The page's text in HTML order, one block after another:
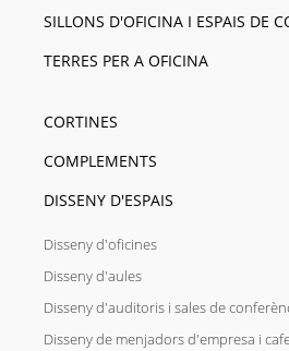
SILLONS D'OFICINA I ESPAIS DE
TERRES PER A OFICINA
CORTINES
COMPLEMENTS
DISSENY D'ESPAIS
Disseny d'oficines
Disseny d'aules
Disseny d'auditoris i sales de
Disseny de menjadors d'empresa i